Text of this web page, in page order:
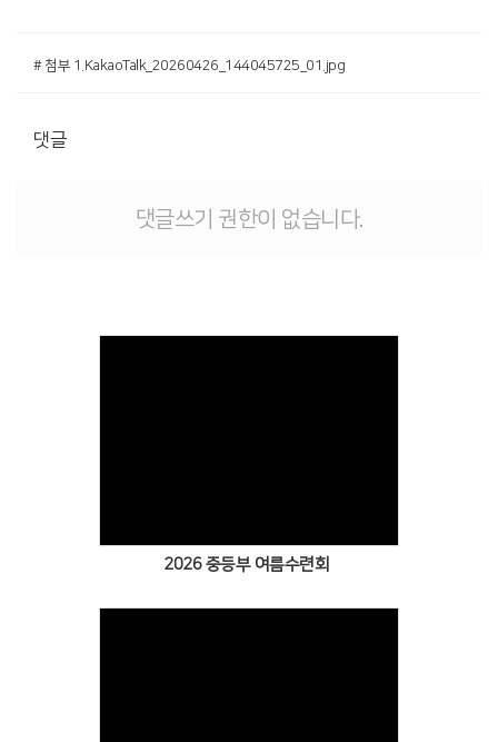
# 첨부 1.KakaoTalk_20260426_144045725_01.jpg
댓글
댓글쓰기 권한이 없습니다.
2026 중등부 여름수련회